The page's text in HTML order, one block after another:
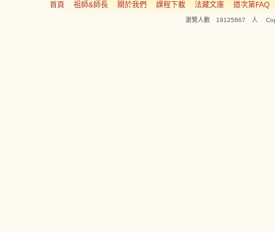
首頁 祖師&師長 關於我們 課程下載 法藏文庫 道次第FAQ
瀏覽人數 19125867 人